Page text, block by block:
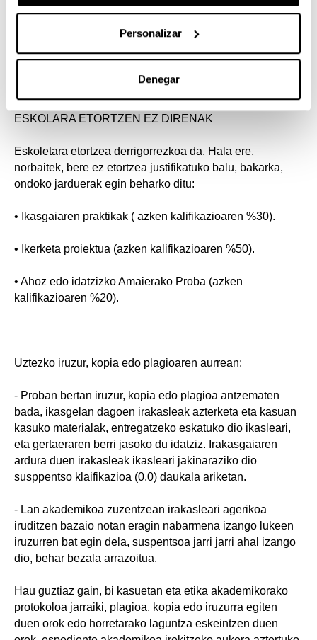
Personalizar
Denegar
• Ikerketa proiektua (azken kalifikazioaren %60).
• Praktikak edota ikerketa proiektua gainditu ez
dutenentzat Amaierako Proba.
ESKOLARA ETORTZEN EZ DIRENAK
Eskoletara etortzea derrigorrezkoa da. Hala ere,
norbaitek, bere ez etortzea justifikatuko balu, bakarka,
ondoko jarduerak egin beharko ditu:
• Ikasgaiaren praktikak ( azken kalifikazioaren %30).
• Ikerketa proiektua (azken kalifikazioaren %50).
• Ahoz edo idatzizko Amaierako Proba (azken
kalifikazioaren %20).
Uztezko iruzur, kopia edo plagioaren aurrean:
- Proban bertan iruzur, kopia edo plagioa antzematen
bada, ikasgelan dagoen irakasleak azterketa eta kasuan
kasuko materialak, entregatzeko eskatuko dio ikasleari,
eta gertaeraren berri jasoko du idatziz. Irakasgaiaren
ardura duen irakasleak ikasleari jakinaraziko dio
susppentso klaifikazioa (0.0) daukala ariketan.
- Lan akademikoa zuzentzean irakasleari agerikoa
iruditzen bazaio notan eragin nabarmena izango lukeen
iruzurren bat egin dela, suspentsoa jarri jarri ahal izango
dio, behar bezala arrazoitua.
Hau guztiaz gain, bi kasuetan eta etika akademikorako
protokoloa jarraiki, plagioa, kopia edo iruzurra egiten
duen orok edo horretarako laguntza eskeintzen duen